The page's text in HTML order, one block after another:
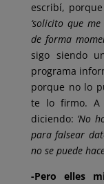
escribí,
‘solicito que
de forma
sigo siendo
programa
porque no lo
te lo firmo. A
diciendo: ‘No
para falsear
no se puede
-Pero elles